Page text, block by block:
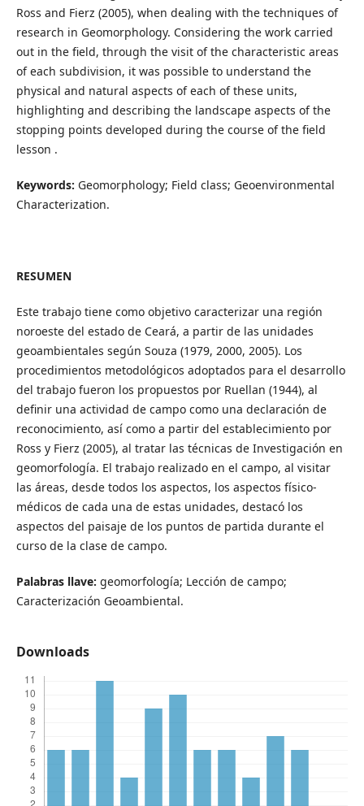
Ross and Fierz (2005), when dealing with the techniques of
research in Geomorphology. Considering the work carried
out in the field, through the visit of the characteristic areas
of each subdivision, it was possible to understand the
physical and natural aspects of each of these units,
highlighting and describing the landscape aspects of the
stopping points developed during the course of the field
lesson .
Keywords: Geomorphology; Field class; Geoenvironmental
Characterization.
RESUMEN
Este trabajo tiene como objetivo caracterizar una región
noroeste del estado de Ceará, a partir de las unidades
geoambientales según Souza (1979, 2000, 2005). Los
procedimientos metodológicos adoptados para el desarrollo
del trabajo fueron los propuestos por Ruellan (1944), al
definir una actividad de campo como una declaración de
reconocimiento, así como a partir del establecimiento por
Ross y Fierz (2005), al tratar las técnicas de Investigación en
geomorfología. El trabajo realizado en el campo, al visitar
las áreas, desde todos los aspectos, los aspectos físico-
médicos de cada una de estas unidades, destacó los
aspectos del paisaje de los puntos de partida durante el
curso de la clase de campo.
Palabras llave: geomorfología; Lección de campo;
Caracterización Geoambiental.
Downloads